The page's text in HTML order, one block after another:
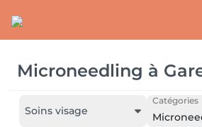
Microneedling à
Soins visage
Catégories